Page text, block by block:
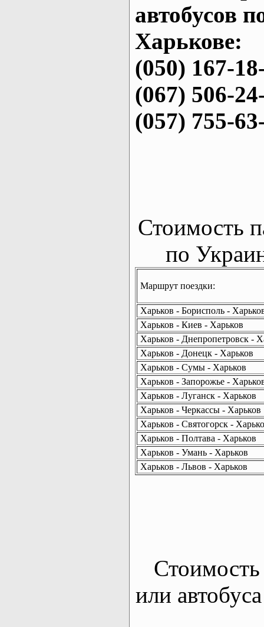
автобусов
Харькове:
(050) 167-
(067) 506-
(057) 755-
Стоимость
по
Маршрут поездки:
Харьков - Борисполь -
Харьков - Киев - Харьков
Харьков - Днепропетровск -
Харьков - Донецк - Харьков
Харьков - Сумы - Харьков
Харьков - Запорожье -
Харьков - Луганск - Харьков
Харьков - Черкассы - Харьков
Харьков - Святогорск -
Харьков - Полтава - Харьков
Харьков - Умань - Харьков
Харьков - Львов - Харьков
Стоимость
или